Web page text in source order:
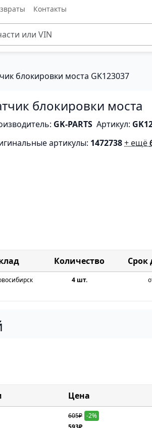
Контакты
блокировки моста GK123037
блокировки моста
GK-PARTS Артикул:
артикулы: 1472738+ ещё
Срок
4 шт.
Цена
605₽ -2%